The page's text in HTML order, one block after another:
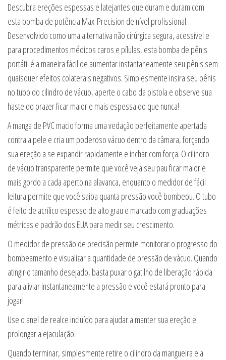
Descubra ereções espessas e latejantes que duram e duram com
esta bomba de potência Max-Precision de nível profissional.
Desenvolvido como uma alternativa não cirúrgica segura, acessível e
para procedimentos médicos caros e pílulas, esta bomba de pênis
portátil é a maneira fácil de aumentar instantaneamente seu pênis sem
quaisquer efeitos colaterais negativos. Simplesmente insira seu pênis
no tubo do cilindro de vácuo, aperte o cabo da pistola e observe sua
haste do prazer ficar maior e mais espessa do que nunca!
A manga de PVC macio forma uma vedação perfeitamente apertada
contra a pele e cria um poderoso vácuo dentro da câmara, forçando
sua ereção a se expandir rapidamente e inchar com força. O cilindro
de vácuo transparente permite que você veja seu pau ficar maior e
mais gordo a cada aperto na alavanca, enquanto o medidor de fácil
leitura permite que você saiba quanta pressão você bombeou. O tubo
é feito de acrílico espesso de alto grau e marcado com graduações
métricas e padrão dos EUA para medir seu crescimento.
O medidor de pressão de precisão permite monitorar o progresso do
bombeamento e visualizar a quantidade de pressão de vácuo. Quando
atingir o tamanho desejado, basta puxar o gatilho de liberação rápida
para aliviar instantaneamente a pressão e você estará pronto para
jogar!
Use o anel de realce incluído para ajudar a manter sua ereção e
prolongar a ejaculação.
Quando terminar, simplesmente retire o cilindro da mangueira e a